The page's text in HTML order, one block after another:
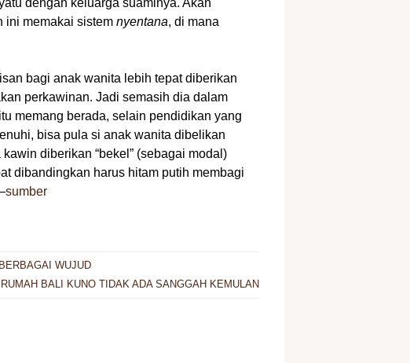
dengan keluarga suaminya. Akan
ini memakai sistemnyentana, di mana
bagi anak wanita lebih tepat diberikan
perkawinan. Jadi semasih dia dalam
memang berada, selain pendidikan yang
bisa pula si anak wanita dibelikan
diberikan “bekel” (sebagai modal)
dibandingkan harus hitam putih membagi
sumber
WUJUD
BALI KUNO TIDAK ADA SANGGAH KEMULAN